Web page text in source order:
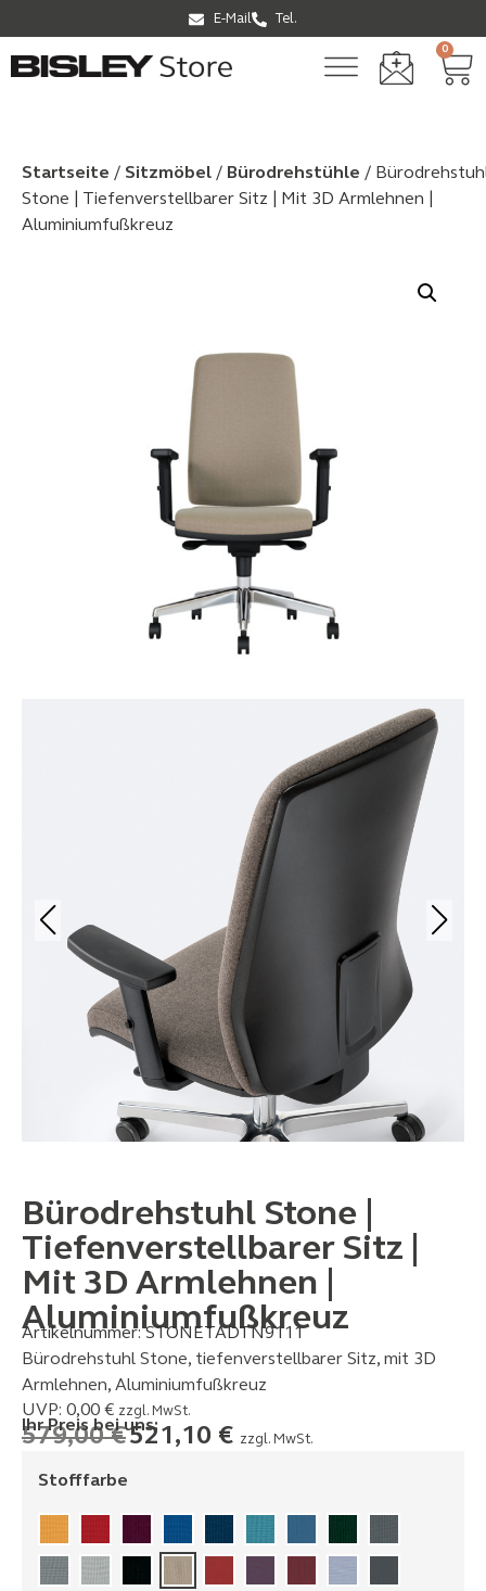
E-Mail Tel.
0
Startseite / Sitzmöbel / Bürodrehstühle /
Stone | Tiefenverstellbarer Sitz | Mit 3D Armlehnen |
Aluminiumfußkreuz
Bürodrehstuhl Stone |
Tiefenverstellbarer Sitz |
Mit 3D Armlehnen |
Aluminiumfußkreuz
Artikelnummer:STONETADTN9111
Bürodrehstuhl Stone, tiefenverstellbarer Sitz, mit 3D
Armlehnen, Aluminiumfußkreuz
UVP: 0,00 € zzgl. MwSt.
Ihr Preis bei uns:
579,00€521,10 € zzgl. MwSt.
Stofffarbe